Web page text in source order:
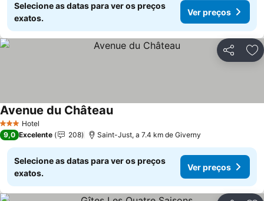
Selecione as datas para ver os preços
exatos.
Ver preços
Partilhar
3 EstrelasHotel
Avenue du Château
9,0 Excelente 208 Saint-Just, a 7.4 km de Giverny
Selecione as datas para ver os preços
exatos.
Ver preços